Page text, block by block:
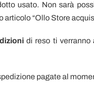
usato. Non sarà
“Ollo Store
di reso ti verranno
pagate al